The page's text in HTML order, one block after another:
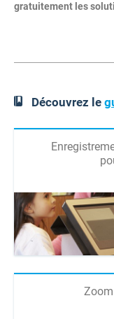
gratuitement les
Découvrez le